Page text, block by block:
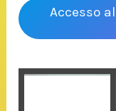
Accesso